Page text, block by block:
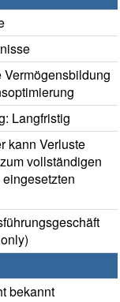
Langfristig
kann Verluste
vollständigen
bekannt